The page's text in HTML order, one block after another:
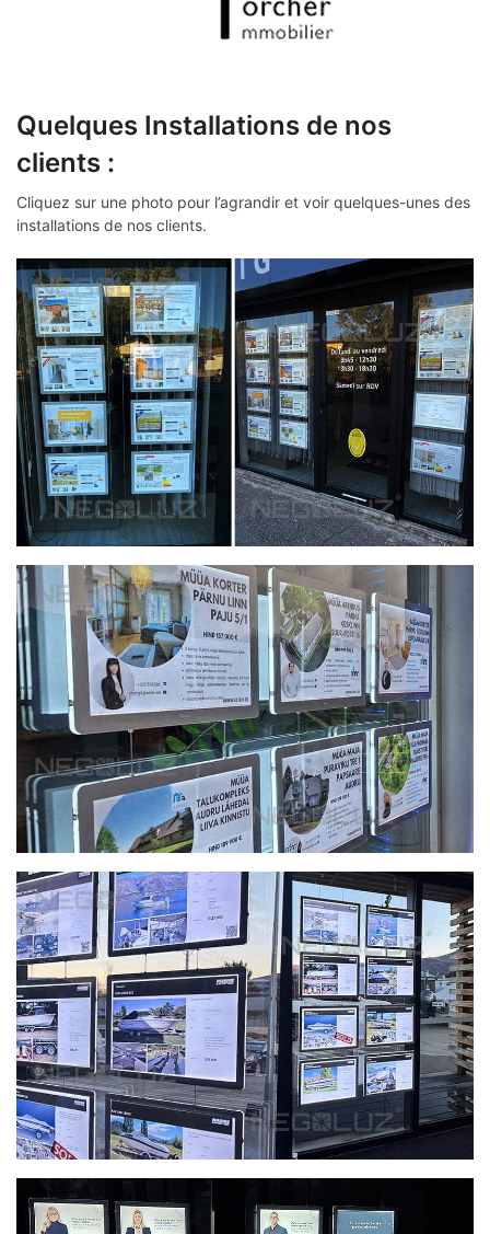
Quelques Installations de nos
clients :
Cliquez sur une photo pour l’agrandir et voir quelques-unes des
installations de nos clients.